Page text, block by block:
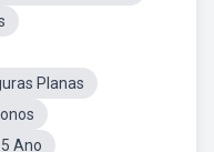
Planas
Ano